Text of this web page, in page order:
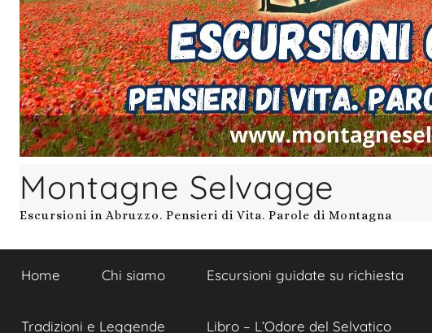
Montagne Selvagge
Escursioni in Abruzzo. Pensieri di Vita. Parole di Montagna
Home Chi siamo Escursioni guidate su richiesta
Tradizioni e Leggende Libro – L’Odore del Selvatico